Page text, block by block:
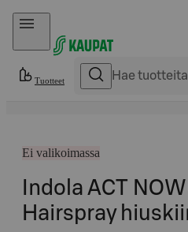
Hyppää sisältöön
Tuotteet
Ei valikoimassa
Indola ACT
Hairspray